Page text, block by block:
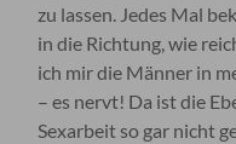
zu lassen. Jedes Mal
in die Richtung, wie
ich mir die Männer in
– es nervt! Da ist die
Sexarbeit so gar nicht